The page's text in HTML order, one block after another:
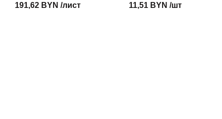
191,62 BYN /лист 11,51 BYN /шт